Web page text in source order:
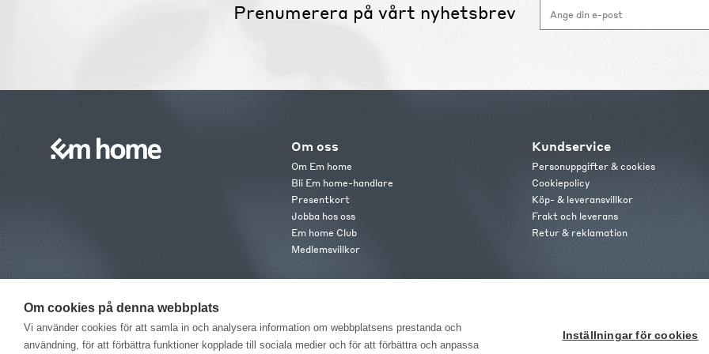
Prenumerera på vårt nyhetsbrev
Om oss
Om Em home
Bli Em home-handlare
Presentkort
Jobba hos oss
Em home Club
Medlemsvillkor
Kundservice
Personuppgifter & cookies
Cookiepolicy
Köp- & leveransvillkor
Frakt och leverans
Retur & reklamation
Om cookies på denna webbplats
Vi använder cookies för att samla in och analysera information om webbplatsens prestanda och
användning, för att förbättra funktioner kopplade till sociala medier och för att förbättra och anpassa
Inställningar för cookies